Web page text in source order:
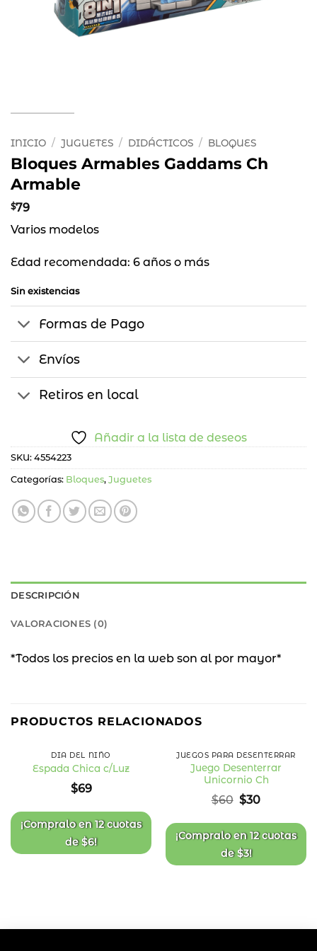
INICIO / JUGUETES / DIDÁCTICOS / BLOQUES
Bloques Armables Gaddams Ch
Armable
$79
Varios modelos
Edad recomendada: 6 años o más
Sin existencias
Formas de Pago
Envíos
Retiros en local
Añadir a la lista de deseos
SKU: 4554223
Categorías: Bloques, Juguetes
DESCRIPCIÓN
VALORACIONES (0)
*Todos los precios en la web son al por mayor*
PRODUCTOS RELACIONADOS
de
deseos
DÍA DEL NIÑO
Espada Chica c/Luz
$69
¡Compralo en12 cuotas
de$6!
JUEGOS PARA DESENTERRAR
Juego Desenterrar
Unicornio Ch
$60 El
original
era:
$60.
$30El
actual
es:
$30.
¡Compralo en12 cuotas
de$3!